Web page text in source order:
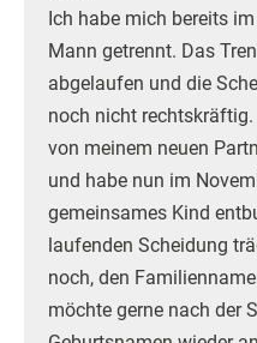
Ich habe mich bereits
Mann getrennt. Das
abgelaufen und die
noch nicht
von meinem neuen
und habe nun im
gemeinsames Kind
laufenden Scheidung
noch, den
möchte gerne nach der